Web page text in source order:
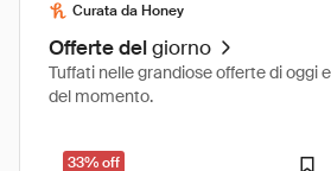
Curata da Honey
Offerte delgiorno
Tuffati nelle grandiose offerte di oggi
del momento.
33% off